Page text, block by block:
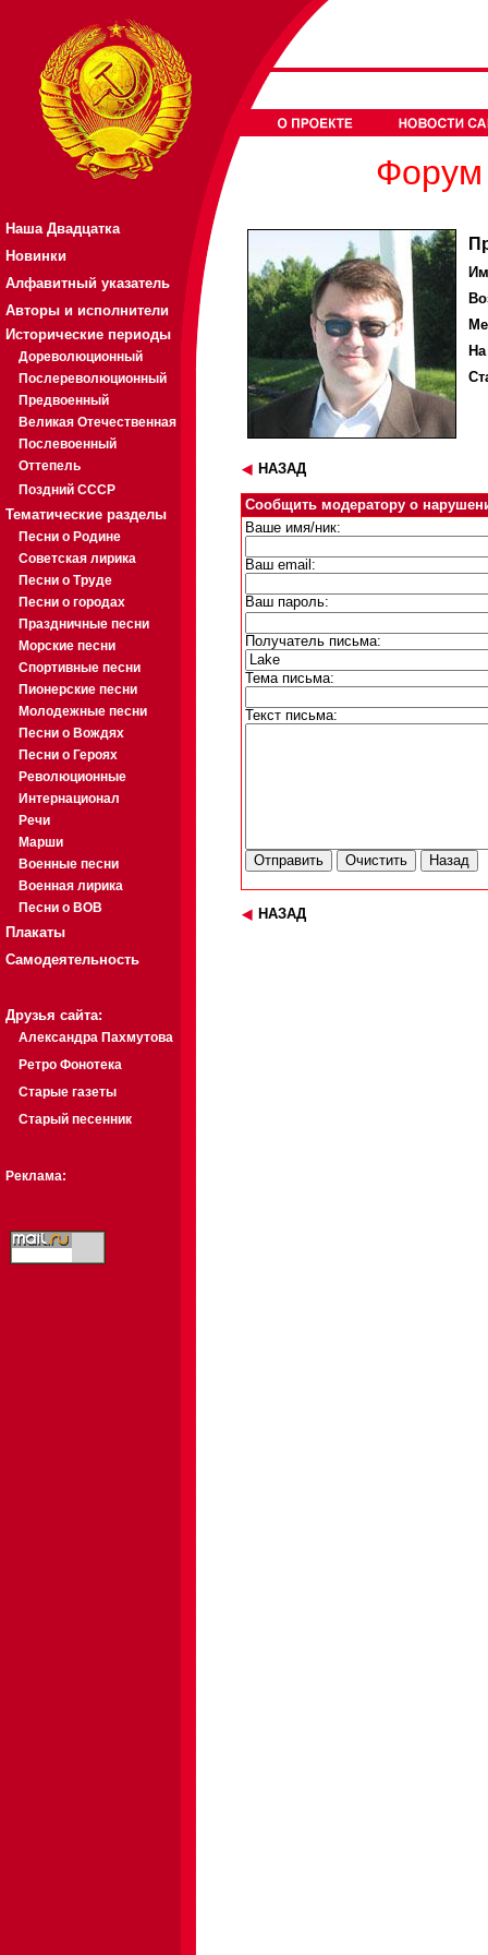
Наша Двадцатка
Новинки
Алфавитный указатель
Авторы и исполнители
Исторические периоды
Дореволюционный
Послереволюционный
Предвоенный
Великая Отечественная
Послевоенный
Оттепель
Поздний СССР
Тематические разделы
Песни о Родине
Советская лирика
Песни о Труде
Песни о городах
Праздничные песни
Морские песни
Спортивные песни
Пионерские песни
Молодежные песни
Песни о Вождях
Песни о Героях
Революционные
Интернационал
Речи
Марши
Военные песни
Военная лирика
Песни о ВОВ
Плакаты
Самодеятельность
Друзья сайта:
Александра Пахмутова
Ретро Фонотека
Старые газеты
Старый песенник
Реклама:
Форум
НАЗАД
Сообщить модератору о
Ваше имя/ник:
Ваш email:
Ваш пароль:
Получатель письма:
Тема письма:
Текст письма:
НАЗАД